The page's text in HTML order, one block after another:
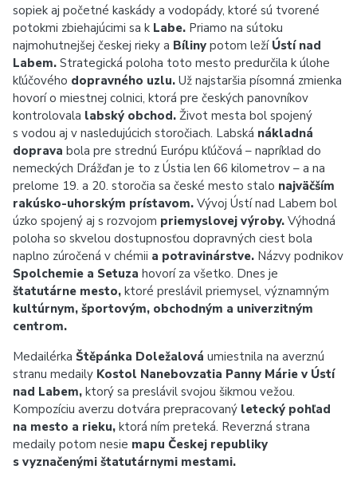
sopiek aj početné kaskády a vodopády, ktoré sú tvorené
potokmi zbiehajúcimi sa k Labe. Priamo na sútoku
najmohutnejšej českej rieky a Bíliny potom leží Ústí nad
Labem. Strategická poloha toto mesto predurčila k úlohe
kľúčového dopravného uzlu. Už najstaršia písomná zmienka
hovorí o miestnej colnici, ktorá pre českých panovníkov
kontrolovala labský obchod. Život mesta bol spojený
s vodou aj v nasledujúcich storočiach. Labská nákladná
doprava bola pre strednú Európu kľúčová – napríklad do
nemeckých Drážďan je to z Ústia len 66 kilometrov – a na
prelome 19. a 20. storočia sa české mesto stalo najväčším
rakúsko-‍uhorským prístavom. Vývoj Ústí nad Labem bol
úzko spojený aj s rozvojom priemyslovej výroby. Výhodná
poloha so skvelou dostupnosťou dopravných ciest bola
naplno zúročená v chémii a potravinárstve. Názvy podnikov
Spolchemie a Setuza hovorí za všetko. Dnes je
štatutárne mesto, ktoré preslávil priemysel, významným
kultúrnym, športovým, obchodným a univerzitným
centrom.
Medailérka Štěpánka Doležalová umiestnila na averznú
stranu medaily Kostol Nanebovzatia Panny Márie v Ústí
nad Labem, ktorý sa preslávil svojou šikmou vežou.
Kompozíciu averzu dotvára prepracovaný letecký pohľad
na mesto a rieku, ktorá ním preteká. Reverzná strana
medaily potom nesie mapu Českej republiky
s vyznačenými štatutárnymi mestami.